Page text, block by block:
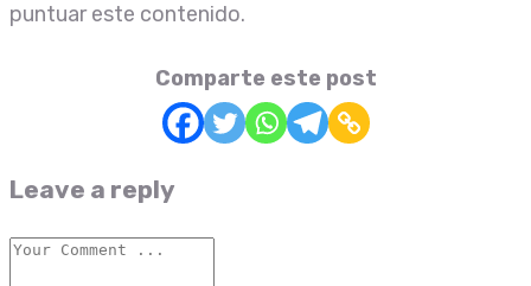
puntuar este contenido.
Comparte este post
Leave a reply